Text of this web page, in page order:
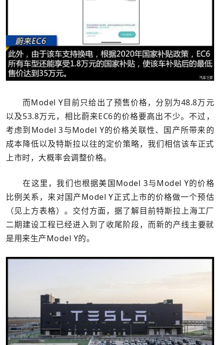
而Model Y目前只给出了预售价格，分别为48.8万元
以及53.8万元，相比蔚来EC6的价格要高出不少。不过，
考虑到Model 3与Model Y的价格关联性、国产所带来的
成本降低以及特斯拉以往的定价策略，我们相信该车正式
上市时，大概率会调整价格。
在这里，我们也根据美国Model 3与Model Y的价格
比例关系，来对国产Model Y正式上市的价格做一个预估
（见上方表格）。交付方面，据了解目前特斯拉上海工厂
二期建设工程已经进入到了收尾阶段，而新的产线主要就
是用来生产Model Y的。